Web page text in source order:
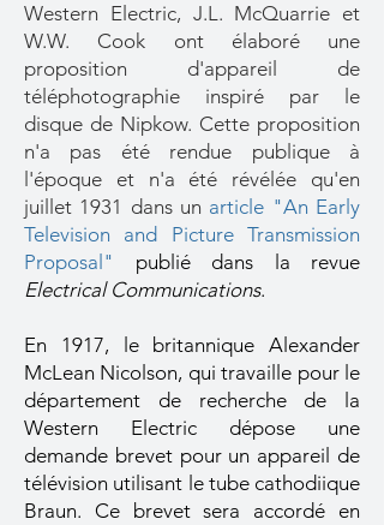
Western Electric, J.L. McQuarrie et
W.W. Cook ont élaboré une
proposition d'appareil de
téléphotographie inspiré par le
disque de Nipkow. Cette proposition
n'a pas été rendue publique à
l'époque et n'a été révélée qu'en
juillet 1931 dans un article "An Early
Television and Picture Transmission
Proposal" publié dans la revue
Electrical Communications.
En 1917, le britannique Alexander
McLean Nicolson, qui travaille pour le
département de recherche de la
Western Electric dépose une
demande brevet pour un appareil de
télévision utilisant le tube cathodiique
Braun. Ce brevet sera accordé en